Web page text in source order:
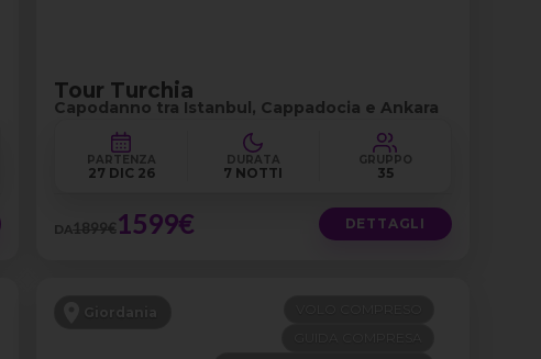
Tour Turchia
Capodanno tra Istanbul, Cappadocia e Ankara
PARTENZA
27 DIC 26
DURATA
7 NOTTI
GRUPPO
35
DA1899€1599€ DETTAGLI
Giordania